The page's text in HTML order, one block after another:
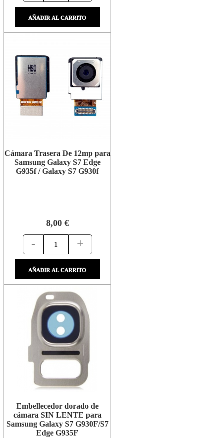
AÑADIR AL CARRITO
Cámara Trasera De 12mp para
Samsung Galaxy S7 Edge
G935f / Galaxy S7 G930f
8,00 €
- +
AÑADIR AL CARRITO
Embellecedor dorado de
cámara SIN LENTE para
Samsung Galaxy S7 G930F/S7
Edge G935F